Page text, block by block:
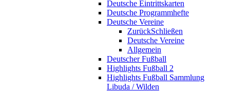
Deutsche Eintrittskarten
Deutsche Programmhefte
Deutsche Vereine
ZurückSchließen
Deutsche Vereine
Allgemein
Deutscher Fußball
Highlights Fußball 2
Highlights Fußball Sammlung
Libuda / Wilden